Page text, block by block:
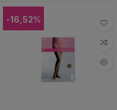
-16,52%